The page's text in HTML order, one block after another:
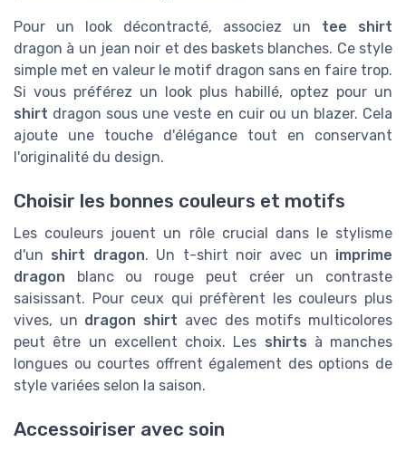
Pour un look décontracté, associez un tee shirt
dragon à un jean noir et des baskets blanches. Ce style
simple met en valeur le motif dragon sans en faire trop.
Si vous préférez un look plus habillé, optez pour un
shirt dragon sous une veste en cuir ou un blazer. Cela
ajoute une touche d'élégance tout en conservant
l'originalité du design.
Choisir les bonnes couleurs et motifs
Les couleurs jouent un rôle crucial dans le stylisme
d'un shirt dragon. Un t-shirt noir avec un imprime
dragon blanc ou rouge peut créer un contraste
saisissant. Pour ceux qui préfèrent les couleurs plus
vives, un dragon shirt avec des motifs multicolores
peut être un excellent choix. Les shirts à manches
longues ou courtes offrent également des options de
style variées selon la saison.
Accessoiriser avec soin